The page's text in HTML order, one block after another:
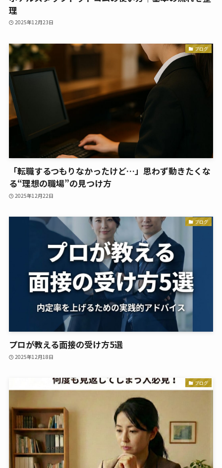
理
2025年12月23日
ブログ
「転職するつもりなかったけど…」思わず動きたくな
る“理想の職場”の見つけ方
2025年12月22日
ブログ
プロが教える面接の受け方5選
2025年12月18日
ブログ